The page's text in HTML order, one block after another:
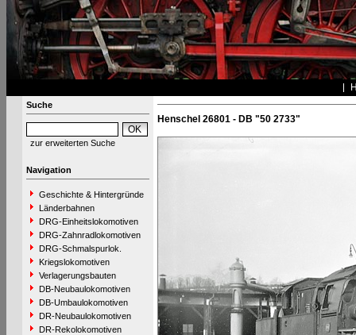
Suche
zur erweiterten Suche
Navigation
Geschichte & Hintergründe
Länderbahnen
DRG-Einheitslokomotiven
DRG-Zahnradlokomotiven
DRG-Schmalspurlok.
Kriegslokomotiven
Verlagerungsbauten
DB-Neubaulokomotiven
DB-Umbaulokomotiven
DR-Neubaulokomotiven
DR-Rekolokomotiven
Henschel 26801 - DB "50 2733"